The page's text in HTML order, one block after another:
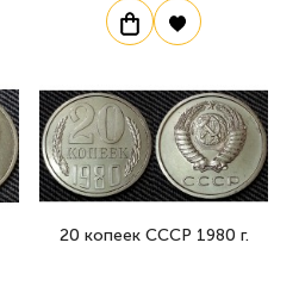
20 копеек СССР 1980 г.